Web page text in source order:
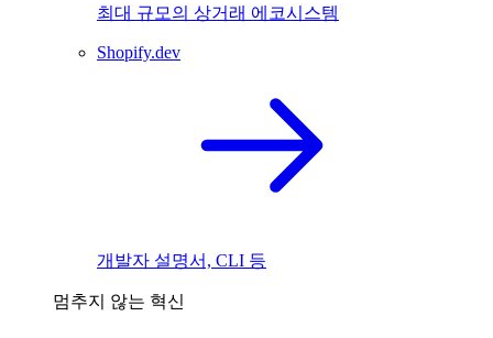
최대 규모의 상거래 에코시스템
Shopify.dev
개발자 설명서, CLI 등
멈추지 않는 혁신